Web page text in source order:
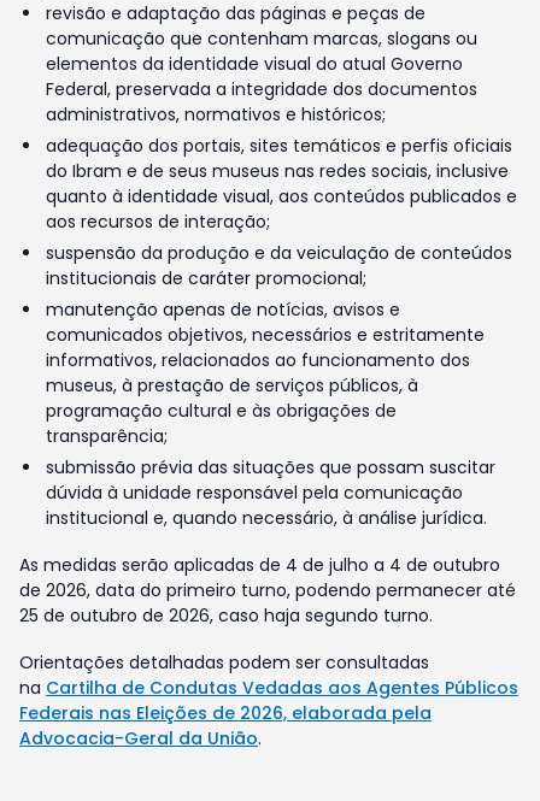
revisão e adaptação das páginas e peças de
comunicação que contenham marcas, slogans ou
elementos da identidade visual do atual Governo
Federal, preservada a integridade dos documentos
administrativos, normativos e históricos;
adequação dos portais, sites temáticos e perfis oficiais
do Ibram e de seus museus nas redes sociais, inclusive
quanto à identidade visual, aos conteúdos publicados e
aos recursos de interação;
suspensão da produção e da veiculação de conteúdos
institucionais de caráter promocional;
manutenção apenas de notícias, avisos e
comunicados objetivos, necessários e estritamente
informativos, relacionados ao funcionamento dos
museus, à prestação de serviços públicos, à
programação cultural e às obrigações de
transparência;
submissão prévia das situações que possam suscitar
dúvida à unidade responsável pela comunicação
institucional e, quando necessário, à análise jurídica.
As medidas serão aplicadas de 4 de julho a 4 de outubro
de 2026, data do primeiro turno, podendo permanecer até
25 de outubro de 2026, caso haja segundo turno.
Orientações detalhadas podem ser consultadas
na Cartilha de Condutas Vedadas aos Agentes Públicos
Federais nas Eleições de 2026, elaborada pela
Advocacia-Geral da União.